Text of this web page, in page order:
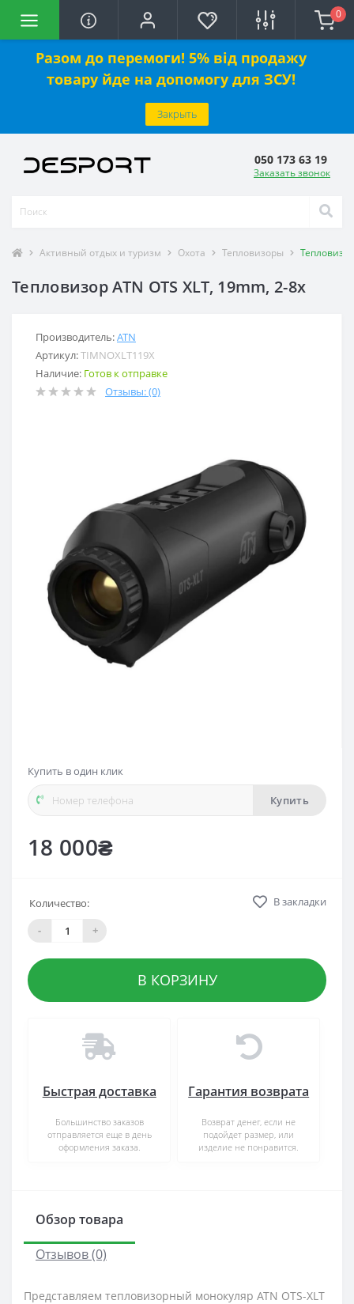
Разом до перемоги! 5% від продажу
товару йде на допомогу для ЗСУ!
Закрыть
0
050 173 63 19
Заказать звонок
Активный отдых и туризм Охота Тепловизоры
Тепловизор ATN OTS XLT, 19mm, 2-8x
Производитель:ATN
Артикул:TIMNOXLT119X
Наличие: Готов к отправке
Отзывы: (0)
18 000₴
Купить в один клик
Купить
Количество:
-
+
В закладки
В КОРЗИНУ
Быстрая доставка
Большинство заказов
отправляется еще в день
оформления заказа.
Гарантия возврата
Возврат денег, если не
подойдет размер, или
изделие не понравится.
Обзор товара
Отзывов (0)
Представляем тепловизорный монокуляр ATN OTS-XLT